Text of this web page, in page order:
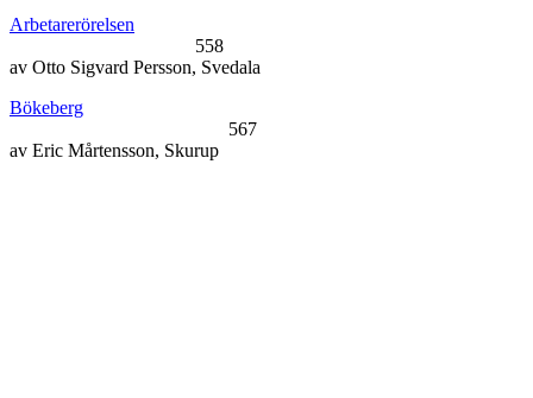
Arbetarerörelsen
558
av Otto Sigvard Persson, Svedala
Bökeberg
567
av Eric Mårtensson, Skurup